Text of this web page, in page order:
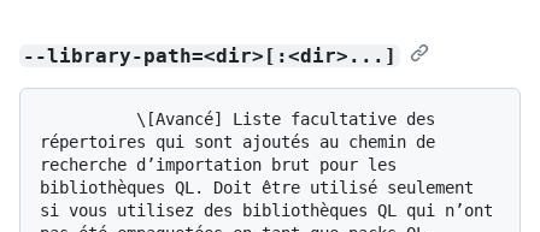
--library-path=<dir>[:<dir>...]
répertoires qui sont ajoutés au chemin de
recherche d’importation brut pour les
bibliothèques QL. Doit être utilisé seulement
si vous utilisez des bibliothèques QL qui n’ont